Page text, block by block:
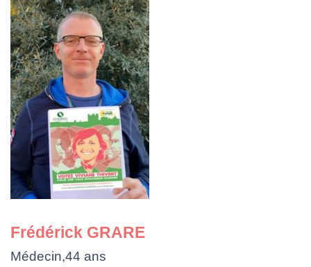
Frédérick GRARE
Médecin,44 ans